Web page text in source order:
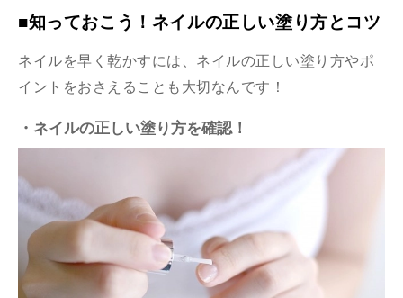
■知っておこう！ネイルの正しい塗り方とコツ
ネイルを早く乾かすには、ネイルの正しい塗り方やポ
イントをおさえることも大切なんです！
・ネイルの正しい塗り方を確認！